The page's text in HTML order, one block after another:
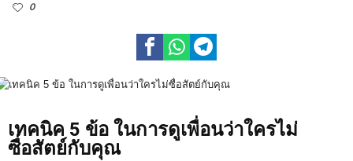
0
เทคนิค 5 ข้อ ในการดูเพื่อนว่าใครไม่
ซื่อสัตย์กับคุณ